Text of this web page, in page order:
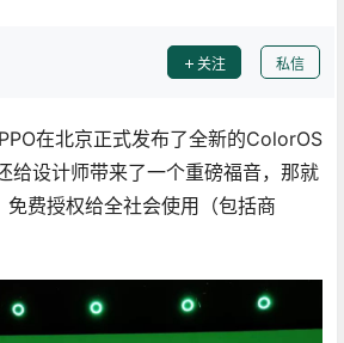
关注 私信
在北京正式发布了全新的ColorOS
给设计师带来了一个重磅福音，那就
免费授权给全社会使用（包括商